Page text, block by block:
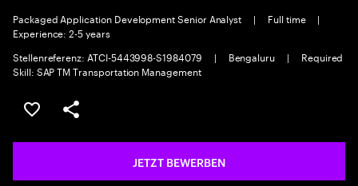
Packaged Application Development Senior Analyst | Full time
|
Experience: 2-5 years
Stellenreferenz: ATCI-5443998-S1984079
| Bengaluru |
Required
Skill: SAP TM Transportation Management
JOB SPEICHERN
Teilen
JETZT BEWERBEN